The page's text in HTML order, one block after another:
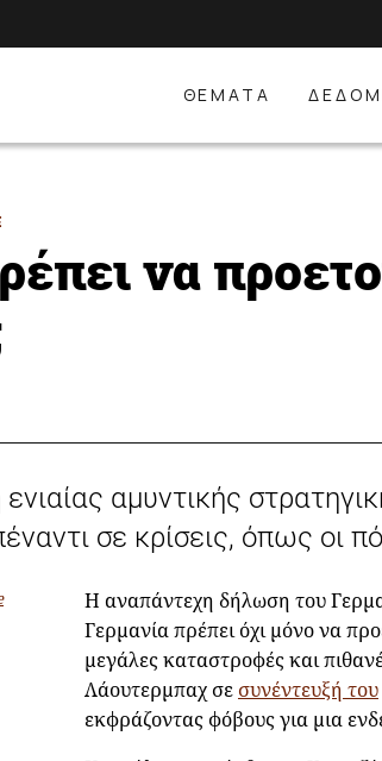
ΘΕΜΑΤΑ
να
ενιαίας αμυντικής
σε κρίσεις, όπως οι
H αναπάντεχη δήλωση του
Γερμανία πρέπει όχι μόνο να
μεγάλες καταστροφές και
Λάουτερμπαχ σε συνέντευξή του
εκφράζοντας φόβους για μια